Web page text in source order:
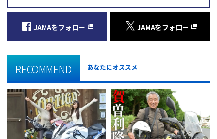
JAMAをフォロー JAMAをフォロー
RECOMMEND あなたにオススメ